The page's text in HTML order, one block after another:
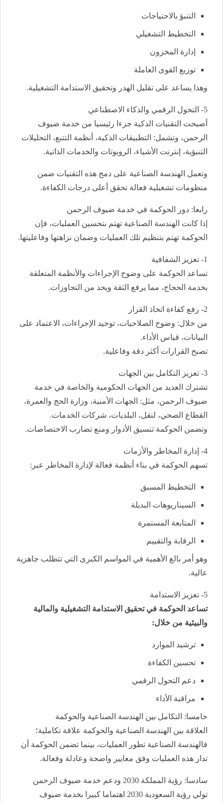
التنبؤ بالاحتياجات
التخطيط التشغيلي
إدارة المخزون
توزيع القوى العاملة
وهذا يساعد على تقليل الهدر وتحقيق الاستدامة التشغيلية.
5- التحول الرقمي والذكاء الاصطناعي
أصبحت التقنيات الذكية جزءا رئيسيا من خدمة ضيوف
الرحمن، وتشمل: التطبيقات الذكية، أنظمة التتبع، التحليلات
التنبؤية، إنترنت الأشياء، الروبوتات والخدمات الذاتية.
وتعمل الهندسة الصناعية على دمج هذه التقنيات ضمن
منظومات تشغيلية فعالة تحقق أعلى درجات الكفاءة.
رابعا: دور الحوكمة في خدمة ضيوف الرحمن
إذا كانت الهندسة الصناعية تهتم بتحسين العمليات، فإن
الحوكمة تهتم بتنظيم تلك العمليات وضمان نزاهتها وفاعليتها.
1- تعزيز الشفافية
تساعد الحوكمة على وضوح الإجراءات والأنظمة المتعلقة
بخدمة الحجاج، مما يرفع الثقة ويحد من التجاوزات.
2- رفع كفاءة اتخاذ القرار
من خلال: وضوح الصلاحيات، توحيد الإجراءات، الاعتماد على
البيانات، قياس الأداء.
تصبح القرارات أكثر دقة وفاعلية.
3- تعزيز التكامل بين الجهات
تشترك العديد من الجهات الحكومية والخاصة في خدمة
ضيوف الرحمن، مثل: الجهات الأمنية، وزارة الحج والعمرة،
القطاع الصحي، لنقل، البلديات، شركات الخدمات.
وتضمن الحوكمة تنسيق الأدوار ومنع تضارب الاختصاصات.
4- إدارة المخاطر والأزمات
تسهم الحوكمة في بناء أنظمة فعالة لإدارة المخاطر عبر:
التخطيط المسبق
السيناريوهات البديلة
المتابعة المستمرة
الرقابة والتقييم
وهو أمر بالغ الأهمية في المواسم الكبرى التي تتطلب جاهزية
عالية.
5- تعزيز الاستدامة
تساعد الحوكمة في تحقيق الاستدامة التشغيلية والمالية
والبيئية من خلال:
ترشيد الموارد
تحسين الكفاءة
دعم التحول الرقمي
مراقبة الأداء
خامسا: التكامل بين الهندسة الصناعية والحوكمة
العلاقة بين الهندسة الصناعية والحوكمة علاقة تكاملية؛
فالهندسة الصناعية تطور العمليات، بينما تضمن الحوكمة أن
تدار هذه العمليات وفق معايير واضحة وعادلة وفعالة.
سادسا: رؤية المملكة 2030 ودعم خدمة ضيوف الرحمن
تولي رؤية السعودية 2030 اهتماما كبيرا بخدمة ضيوف